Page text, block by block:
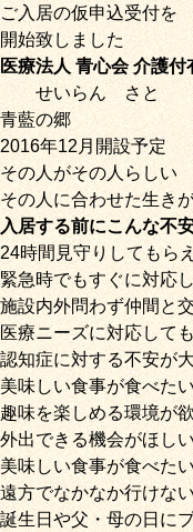
ご入居の仮申込受付を
開始致しました
医療法人 青心会 介護
せいらんさと
青藍の郷
2016年12月開設予定
その人がその人らしい
その人に合わせた生き
入居する前にこんな不
24時間見守りしてもら
緊急時でもすぐに対応
施設内外問わず仲間と
医療ニーズに対応して
認知症に対する不安が
美味しい食事が食べた
趣味を楽しめる環境が
外出できる機会がほし
美味しい食事が食べた
遠方でなかなか行けな
誕生日や父・母の日に